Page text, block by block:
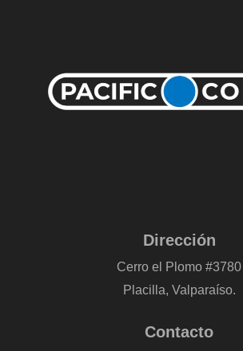
Dirección
Cerro el Plomo #3780
Placilla, Valparaíso.
Contacto